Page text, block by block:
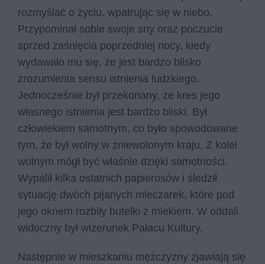
rozmyślać o życiu, wpatrując się w niebo.
Przypominał sobie swoje sny oraz poczucie
sprzed zaśnięcia poprzedniej nocy, kiedy
wydawało mu się, że jest bardzo blisko
zrozumienia sensu istnienia ludzkiego.
Jednocześnie był przekonany, że kres jego
własnego istnienia jest bardzo bliski. Był
człowiekiem samotnym, co było spowodowane
tym, że był wolny w zniewolonym kraju. Z kolei
wolnym mógł być właśnie dzięki samotności.
Wypalił kilka ostatnich papierosów i śledził
sytuację dwóch pijanych mleczarek, które pod
jego oknem rozbiły butelki z mlekiem. W oddali
widoczny był wizerunek Pałacu Kultury.
Następnie w mieszkaniu mężczyzny zjawiają się